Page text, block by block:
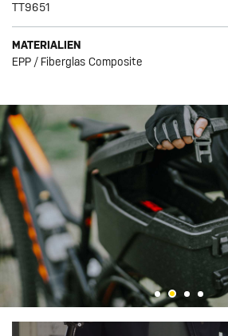
TT9651
MATERIALIEN
EPP / Fiberglas Composite